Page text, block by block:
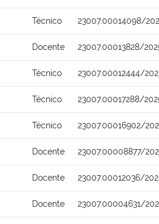
Técnico 23007.00014098/
Docente 23007.00013828/
Técnico 23007.00012444/
Técnico 23007.00017288/
Técnico 23007.00016902/
Docente 23007.00008877/
Docente 23007.00012036/
Docente 23007.00004631/